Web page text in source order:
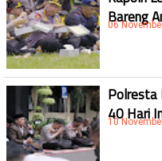
Bareng
06
Polresta
40 Hari
10